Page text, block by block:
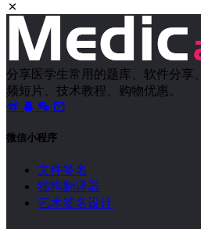
分享医学生常用的题库、软件分享
频短片、技术教程、购物优惠。
微信小程序
文件签名
猫狗翻译器
艺术签名设计